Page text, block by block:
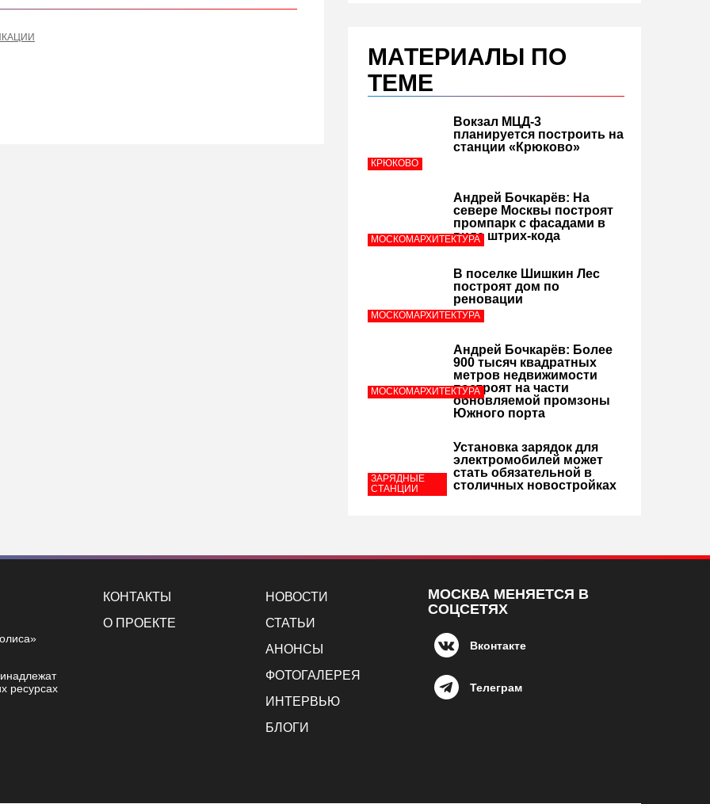
МАТЕРИАЛЫ ПО
ТЕМЕ
КРЮКОВО
Вокзал МЦД-3
планируется построить на
станции «Крюково»
МОСКОМАРХИТЕКТУРА
Андрей Бочкарёв: На
севере Москвы построят
промпарк с фасадами в
виде штрих-кода
МОСКОМАРХИТЕКТУРА
В поселке Шишкин Лес
построят дом по
реновации
МОСКОМАРХИТЕКТУРА
Андрей Бочкарёв: Более
900 тысяч квадратных
метров недвижимости
построят на части
обновляемой промзоны
Южного порта
ЗАРЯДНЫЕ
СТАНЦИИ
Установка зарядок для
электромобилей может
стать обязательной в
столичных новостройках
ресурсах
КОНТАКТЫ
О ПРОЕКТЕ
НОВОСТИ
СТАТЬИ
АНОНСЫ
ФОТОГАЛЕРЕЯ
ИНТЕРВЬЮ
БЛОГИ
МОСКВА МЕНЯЕТСЯ В
СОЦСЕТЯХ
Вконтакте
Телеграм